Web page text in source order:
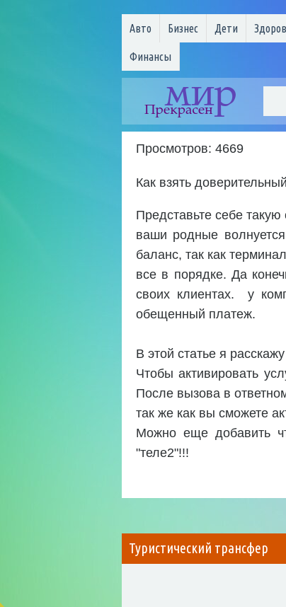
Авто Бизнес Дети
Финансы
Просмотров: 4669
Как взять
Представьте себе
ваши родные
баланс, так как
все в порядке. Да
своих клиентах. у
обещенный платеж.
В этой статье я
Чтобы активировать
После вызова в
так же как вы сможете
Можно еще добавить
"теле2"!!!
Туристический трансфер